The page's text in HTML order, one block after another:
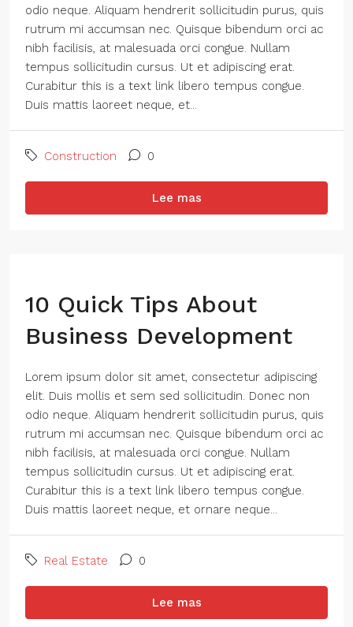
odio neque. Aliquam hendrerit sollicitudin purus, quis
rutrum mi accumsan nec. Quisque bibendum orci ac
nibh facilisis, at malesuada orci congue. Nullam
tempus sollicitudin cursus. Ut et adipiscing erat.
Curabitur this is a text link libero tempus congue.
Duis mattis laoreet neque, et...
Construction 0
Lee mas
10 Quick Tips About
Business Development
Lorem ipsum dolor sit amet, consectetur adipiscing
elit. Duis mollis et sem sed sollicitudin. Donec non
odio neque. Aliquam hendrerit sollicitudin purus, quis
rutrum mi accumsan nec. Quisque bibendum orci ac
nibh facilisis, at malesuada orci congue. Nullam
tempus sollicitudin cursus. Ut et adipiscing erat.
Curabitur this is a text link libero tempus congue.
Duis mattis laoreet neque, et ornare neque...
Real Estate 0
Lee mas